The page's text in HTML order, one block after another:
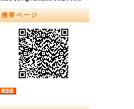
携帯ページ